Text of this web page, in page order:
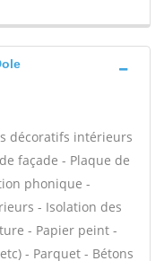
décoratifs intérieurs
façade - Plaque de
phonique -
- Isolation des
- Papier peint -
- Parquet - Bétons